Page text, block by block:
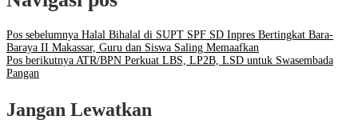
Pos sebelumnya Halal Bihalal di SUPT SPF SD Inpres Bertingkat Bara-
Baraya II Makassar, Guru dan Siswa Saling Memaafkan
Pos berikutnya ATR/BPN Perkuat LBS, LP2B, LSD untuk Swasembada
Pangan
Jangan Lewatkan